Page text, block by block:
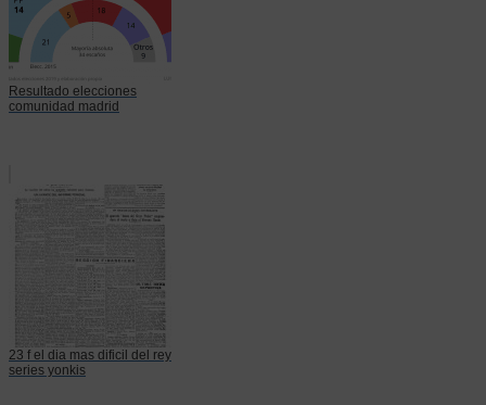
Resultado elecciones
comunidad madrid
23 f el dia mas dificil del rey
series yonkis